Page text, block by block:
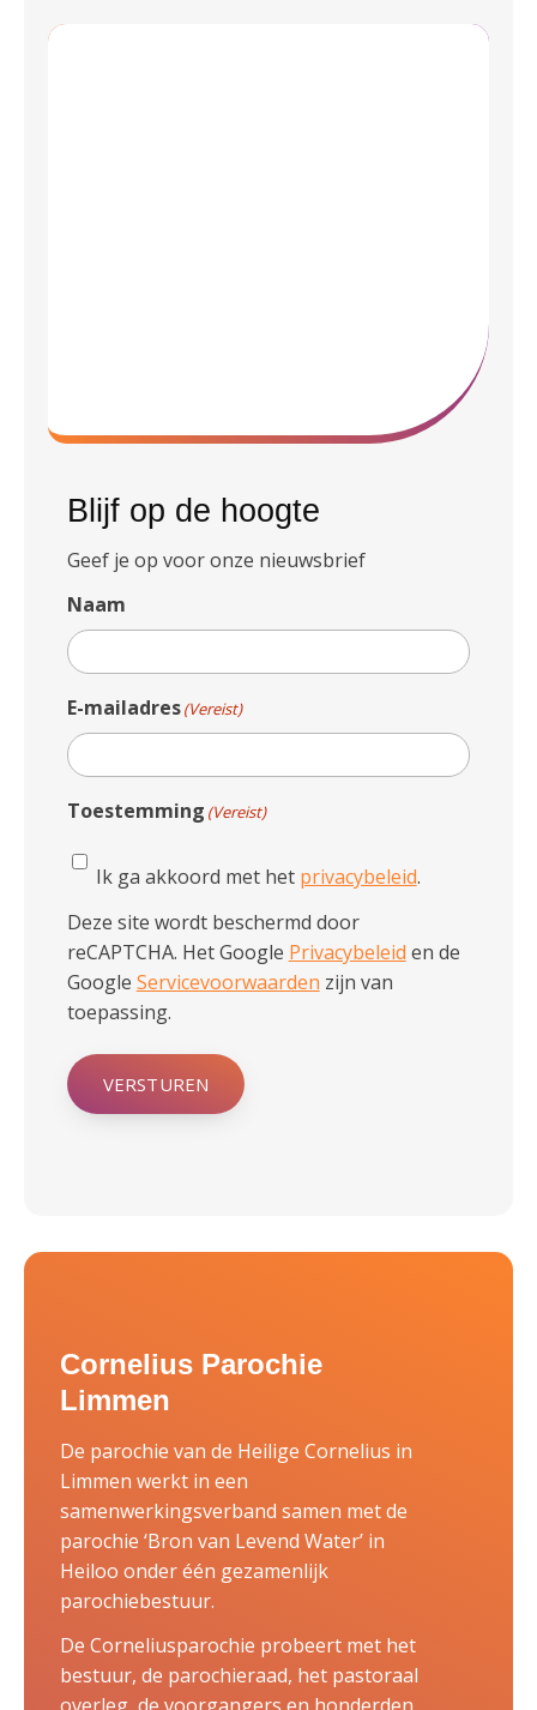
Blijf op de hoogte
Geef je op voor onze nieuwsbrief
Naam
E-mailadres(Vereist)
Toestemming (Vereist)
Ik ga akkoord met het privacybeleid.
Deze site wordt beschermd door
reCAPTCHA. Het Google Privacybeleid en de
Google Servicevoorwaarden zijn van
toepassing.
VERSTUREN
Cornelius Parochie
Limmen
De parochie van de Heilige Cornelius in
Limmen werkt in een
samenwerkingsverband samen met de
parochie ‘Bron van Levend Water’ in
Heiloo onder één gezamenlijk
parochiebestuur.
De Corneliusparochie probeert met het
bestuur, de parochieraad, het pastoraal